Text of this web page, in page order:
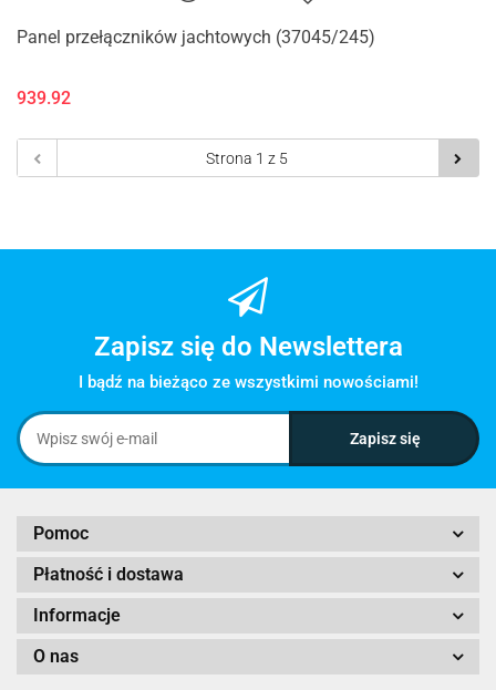
Panel przełączników jachtowych (37045/245)
939.92
Zapisz się do Newslettera
I bądź na bieżąco ze wszystkimi nowościami!
Pomoc
Płatność i dostawa
Informacje
O nas